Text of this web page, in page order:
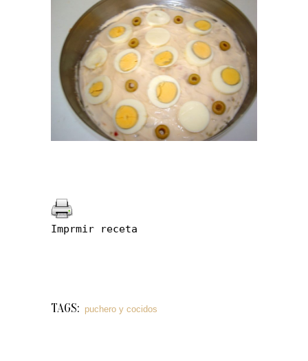
Imprmir receta
TAGS: puchero y cocidos